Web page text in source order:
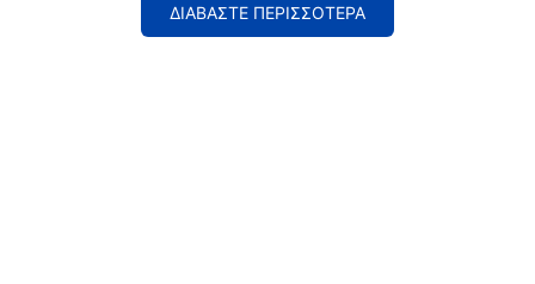
ΔΙΑΒΑΣΤΕ ΠΕΡΙΣΣΟΤΕΡΑ